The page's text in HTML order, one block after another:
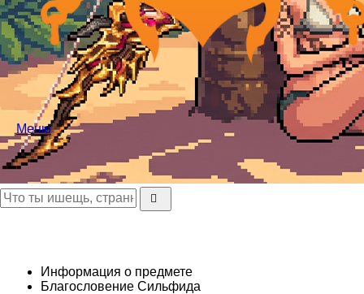
Меню
Информация о предмете
Благословение Сильфида